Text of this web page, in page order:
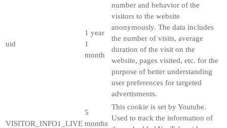
uid
1 year
1
month
number and behavior of the
visitors to the website
anonymously. The data includes
the number of visits, average
duration of the visit on the
website, pages visited, etc. for the
purpose of better understanding
user preferences for targeted
advertisments.
VISITOR_INFO1_LIVE
5
months
This cookie is set by Youtube.
Used to track the information of